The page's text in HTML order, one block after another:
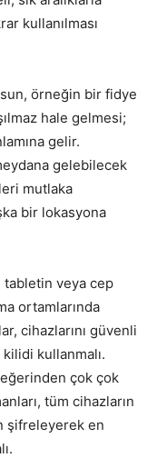
kullanılması
örneğin bir fidye
hale gelmesi;
gelir.
gelebilecek
mutlaka
bir lokasyona
tabletin veya cep
ortamlarında
cihazlarını güvenli
kullanmalı.
çok çok
tüm cihazların
şifreleyerek en